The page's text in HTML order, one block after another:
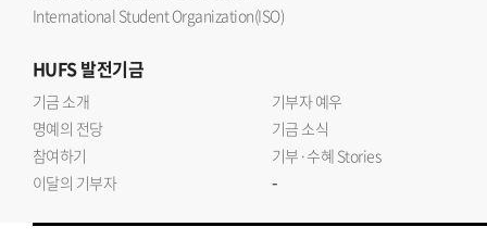
International Student Organization(ISO)
HUFS발전기금
기금 소개
기부자 예우
명예의 전당
기금 소식
참여하기
기부·수혜 Stories
이달의 기부자
-